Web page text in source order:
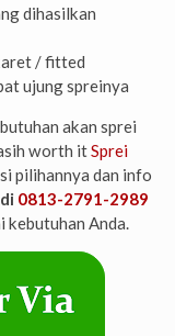
dihasilkan
/ fitted
ujung spreinya
akan sprei
worth itSprei
pilihannya dan info
0813-2791-2989
Anda.